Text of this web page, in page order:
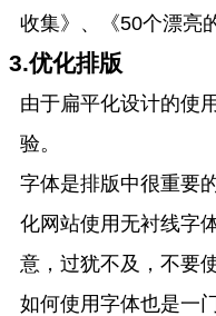
收集》、《50个漂亮
3.优化排版
由于扁平化设计的使
验。
字体是排版中很重要
化网站使用无衬线字
意，过犹不及，不要
如何使用字体也是一